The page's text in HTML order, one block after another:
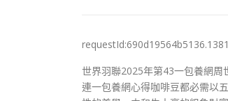
世界羽聯2025年第43一包養網周
連一包養網心得咖啡豆都必需以